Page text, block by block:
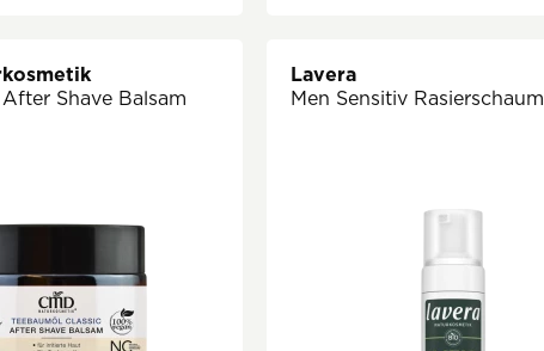
Shave Balsam
Lavera
Men Sensitiv Rasierschaum